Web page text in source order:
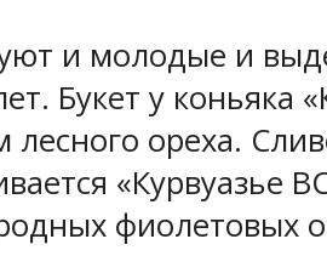
и молодые и
Букет у коньяка
ореха.
«Курвуазье
фиолетовых